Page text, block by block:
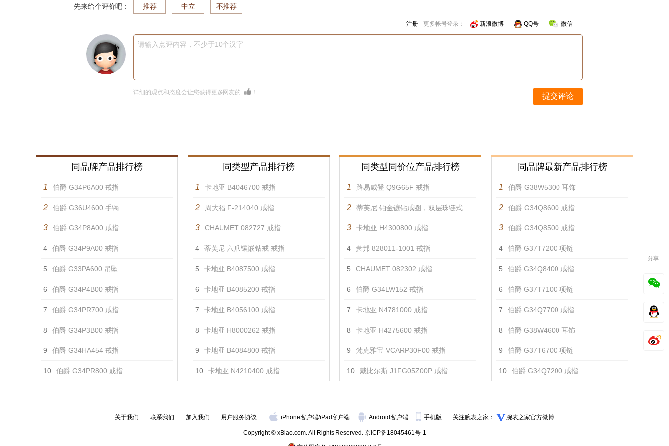
先来给个评价吧： 推荐 中立 不推荐
注册 更多帐号登录： 新浪微博 QQ号 微信
请输入点评内容，不少于10个汉字
详细的观点和态度会让您获得更多网友的 ！ 提交评论
同品牌产品排行榜
1 伯爵 G34P6A00 戒指
2 伯爵 G36U4600 手镯
3 伯爵 G34P8A00 戒指
4 伯爵 G34P9A00 戒指
5 伯爵 G33PA600 吊坠
6 伯爵 G34P4B00 戒指
7 伯爵 G34PR700 戒指
8 伯爵 G34P3B00 戒指
9 伯爵 G34HA454 戒指
10 伯爵 G34PR800 戒指
同类型产品排行榜
1 卡地亚 B4046700 戒指
2 周大福 F-214040 戒指
3 CHAUMET 082727 戒指
4 蒂芙尼 六爪镶嵌钻戒 戒指
5 卡地亚 B4087500 戒指
6 卡地亚 B4085200 戒指
7 卡地亚 B4056100 戒指
8 卡地亚 H8000262 戒指
9 卡地亚 B4084800 戒指
10 卡地亚 N4210400 戒指
同类型同价位产品排行榜
1 路易威登 Q9G65F 戒指
2 蒂芙尼 铂金镶钻戒圈，双层珠链式边镶钻石环绕枕形切割主钻订婚钻戒 戒指
3 卡地亚 H4300800 戒指
4 萧邦 828011-1001 戒指
5 CHAUMET 082302 戒指
6 伯爵 G34LW152 戒指
7 卡地亚 N4781000 戒指
8 卡地亚 H4275600 戒指
9 梵克雅宝 VCARP30F00 戒指
10 戴比尔斯 J1FG05Z00P 戒指
同品牌最新产品排行榜
1 伯爵 G38W5300 耳饰
2 伯爵 G34Q8600 戒指
3 伯爵 G34Q8500 戒指
4 伯爵 G37T7200 项链
5 伯爵 G34Q8400 戒指
6 伯爵 G37T7100 项链
7 伯爵 G34Q7700 戒指
8 伯爵 G38W4600 耳饰
9 伯爵 G37T6700 项链
10 伯爵 G34Q7200 戒指
关于我们 联系我们 加入我们 用户服务协议 iPhone客户端/iPad客户端 Android客户端 手机版 关注腕表之家： 腕表之家官方微博
Copyright © xBiao.com. All Rights Reserved. 京ICP备18045461号-1
分享